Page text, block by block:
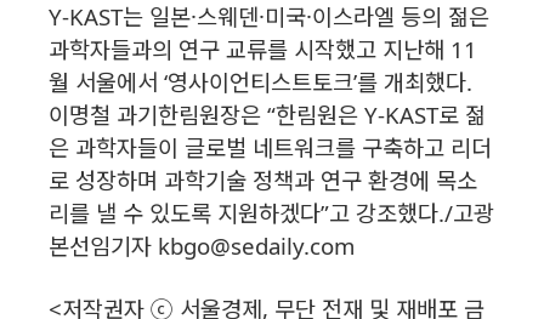
Y-KAST는 일본·스웨덴·미국·이스라엘 등의 젊은
과학자들과의 연구 교류를 시작했고 지난해 11
월 서울에서 ‘영사이언티스트토크’를 개최했다.
이명철 과기한림원장은 “한림원은 Y-KAST로 젊
은 과학자들이 글로벌 네트워크를 구축하고 리더
로 성장하며 과학기술 정책과 연구 환경에 목소
리를 낼 수 있도록 지원하겠다”고 강조했다./고광
본선임기자 kbgo@sedaily.com
<저작권자 ⓒ 서울경제, 무단 전재 및 재배포 금